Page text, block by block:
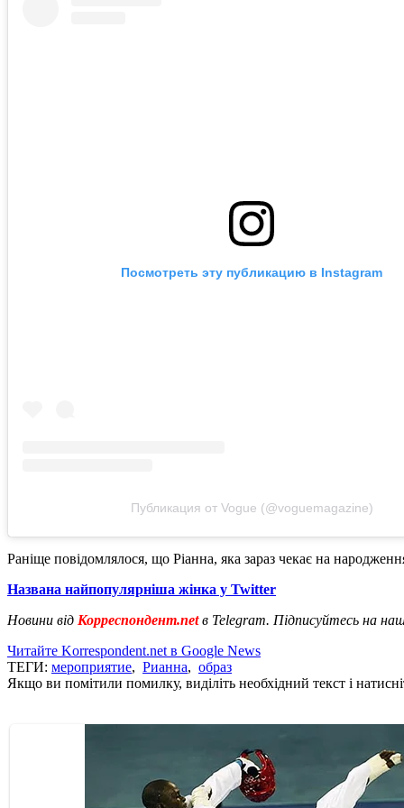
Посмотреть эту публикацию в Instagram
Публикация от Vogue (@voguemagazine)
Раніще повідомлялося, що Ріанна, яка зараз чекає на
Названа найпопулярніша жінка у Twitter
Новини від Корреспондент.netв Telegram. Підписуйтесь на
Читайте Korrespondent.net в Google News
ТЕГИ: мероприятие, Рианна, образ
Якщо ви помітили помилку, виділіть необхідний текст і